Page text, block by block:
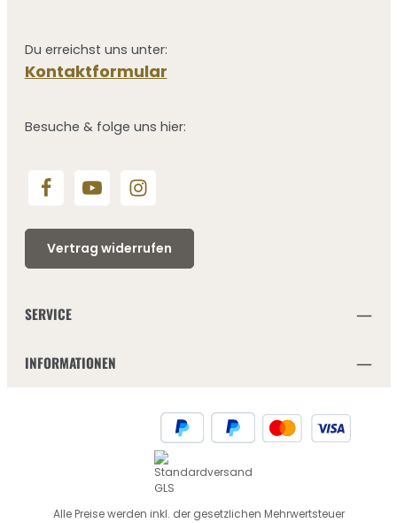
Du erreichst uns unter:
Kontaktformular
Besuche & folge uns hier:
Vertrag widerrufen
SERVICE
INFORMATIONEN
Alle Preise werden inkl. der gesetzlichen Mehrwertsteuer